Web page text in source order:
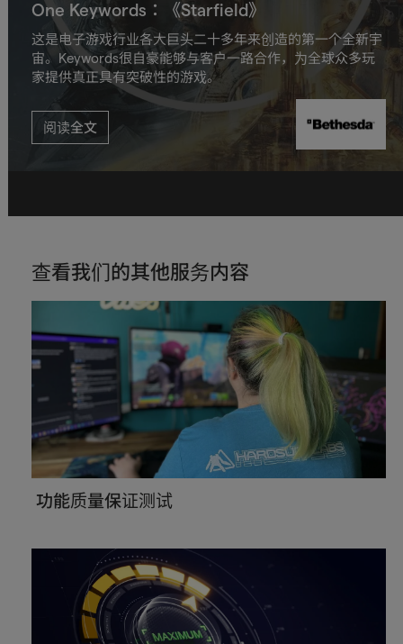
One Keywords：《Starfield》
这是电子游戏行业各大巨头二十多年来创造的第一个全新宇
宙。Keywords很自豪能够与客户一路合作，为全球众多玩
家提供真正具有突破性的游戏。
阅读全文
查看我们的其他服务内容
功能质量保证测试